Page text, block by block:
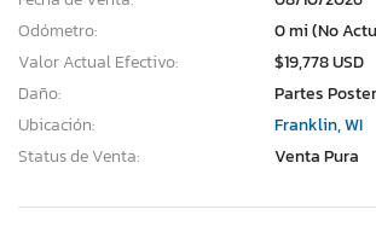
Odómetro:
0 mi (No
Valor Actual Efectivo:
$19,778 USD
Daño:
Partes
Ubicación:
Franklin, WI
Status de Venta:
Venta Pura